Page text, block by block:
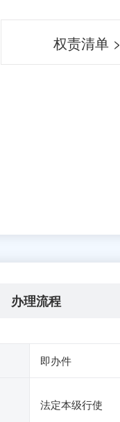
权责清单 >
办理流程
即办件
法定本级行使